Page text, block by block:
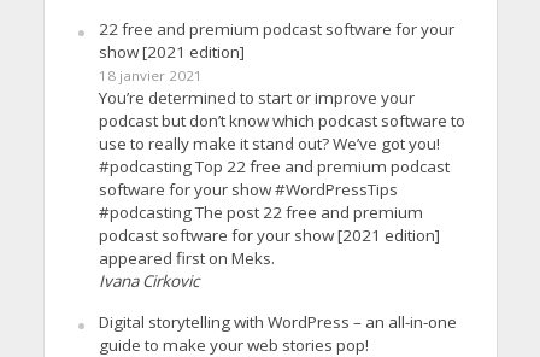
22 free and premium podcast software for your
show [2021 edition]
18 janvier 2021
You’re determined to start or improve your
podcast but don’t know which podcast software to
use to really make it stand out? We’ve got you!
#podcasting Top 22 free and premium podcast
software for your show #WordPressTips
#podcasting The post 22 free and premium
podcast software for your show [2021 edition]
appeared first on Meks.
Ivana Cirkovic
Digital storytelling with WordPress – an all-in-one
guide to make your web stories pop!